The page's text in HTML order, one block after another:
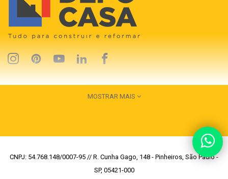
MOSTRAR MAIS
CNPJ: 54.768.148/0007-95 // R. Cunha Gago, 148 - Pinheiros, São Paulo -
SP, 05421-000